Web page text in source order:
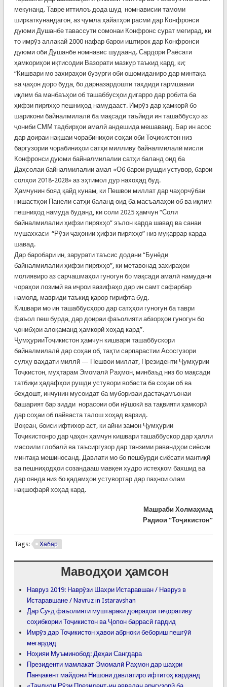
мекунанд. Тавре иттилоъ дода шуд номнависии тамоми
ширкаткунандагон, аз ҷумла ҳайатҳои расмӣ дар Конфронси
дуюми Душанбе тавассути сомонаи Конфронс сурат мегирад, ки
то имрӯз аллакай 2000 нафар барои иштирок дар Конфронси
дуюми оби Душанбе номнавис шудаанд. Сардори Раёсати
ҳамкориҳои иқтисодии Вазорати мазкур таъкид кард, ки;
“Кишвари мо захираҳои бузурги оби ошомиданиро дар минтақа
ва ҷаҳон доро буда, бо дарназардошти таҳдиди гармшавии
иқлим ба манбаъҳои об ташаббусҳои дигарро дар робита ба
ҳифзи пиряхҳо пешниҳод намудааст. Имрӯз дар ҳамкорӣ бо
шарикони байналмилалӣ ба мақсади таъйиди ин ташаббусҳо аз
ҷониби СММ тадбирҳои амалӣ андешида мешаванд. Бар ин асос
дар доираи нақшаи чорабиниҳои соҳаи оби Тоҷикистон низ
баргузории чорабиниҳои сатҳи милливу байналмилалӣ мисли
Конфронси дуюми байналмилалии сатҳи баланд оид ба
Даҳсолаи байналмилалии амал «Об барои рушди устувор, барои
солҳои 2018-2028» аз эҳтимол дур нахоҳад буд.
Ҳамчунин бояд қайд кунам, ки Пешвои миллат дар чаҳорчӯбаи
нишастҳои Панели сатҳи баланд оид ба масъалаҳои об ва иқлим
пешниҳод намуда буданд, ки соли 2025 ҳамчун “Соли
байналмилалии ҳифзи пиряхҳо” эълон карда шавад ва санаи
мушаххаси “Рӯзи ҷаҳонии ҳифзи пиряхҳо” низ муқаррар карда
шавад.
Дар баробари ин, зарурати таъсис додани “Бунёди
байналмилалии ҳифзи пиряхҳо”, ки метавонад захираҳои
молиявиро аз сарчашмаҳои гуногун бо мақсади амалӣ намудани
чораҳои лозимӣ ва иҷрои вазифаҳо дар ин самт сафарбар
намояд, мавриди таъкид қарор гирифта буд.
Кишвари мо ин ташаббусҳоро дар сатҳҳои гуногун ба таври
фаъол пеш бурда, дар доираи фаъолияти абзорҳои гуногун бо
ҷонибҳои алоқаманд ҳамкорӣ хоҳад кард”.
ҶумҳурииТоҷикистон ҳамчун кишвари ташаббускори
байналмилалӣ дар соҳаи об, таҳти сарпарастии Асосгузори
сулҳу ваҳдати миллӣ — Пешвои миллат, Президенти Ҷумҳурии
Тоҷкистон, муҳтарам Эмомалӣ Раҳмон, минбаъд низ бо мақсади
татбиқи ҳадафҳои рушди устувори вобаста ба соҳаи об ва
беҳдошт, инчунин мусоидат ба муборизаи дастаҷамъонаи
башарият бар зидди норасоии оби нӯшокӣ ва тақвияти ҳамкорӣ
дар соҳаи об пайваста талош хоҳад варзид.
Воқеан, боиси ифтихор аст, ки айни замон Ҷумҳурии
Тоҷикистонро дар ҷаҳон ҳамчун кишвари ташаббускор дар ҳалли
масоили глобалӣ ва таъсиргузор дар танзими равандҳои сиёсии
минтақа мешиносанд. Давлати мо бо пешбурди сиёсати мантиқӣ
ва пешниҳодҳои созандааш мавқеи худро истеҳком бахшид ва
дар оянда низ бо қадамҳои устувортар дар паҳнои олам
нақшофарӣ хоҳад кард.
Машраби Холмаҳмад
Радиои “Тоҷикистон”
Tags: Хабар
Маводҳои ҳамсон
Навруз 2019: Наврӯзи Шахри Истаравшан / Навруз в
Истаравшане / Navruz in Istaravshan
Дар Суғд фаъолияти муштараки доираҳои тиҷоративу
соҳибкории Тоҷикистон ва Ҷопон баррасӣ гардид
Имрӯз дар Тоҷикистон ҳавои абрноки бебориш пешгӯӣ
мегардад
Ноҳияи Муъминобод: Деҳаи Сангдара
Президенти мамлакат Эмомалӣ Раҳмон дар шаҳри
Панҷакент майдони Нишони давлатиро ифтитоҳ карданд